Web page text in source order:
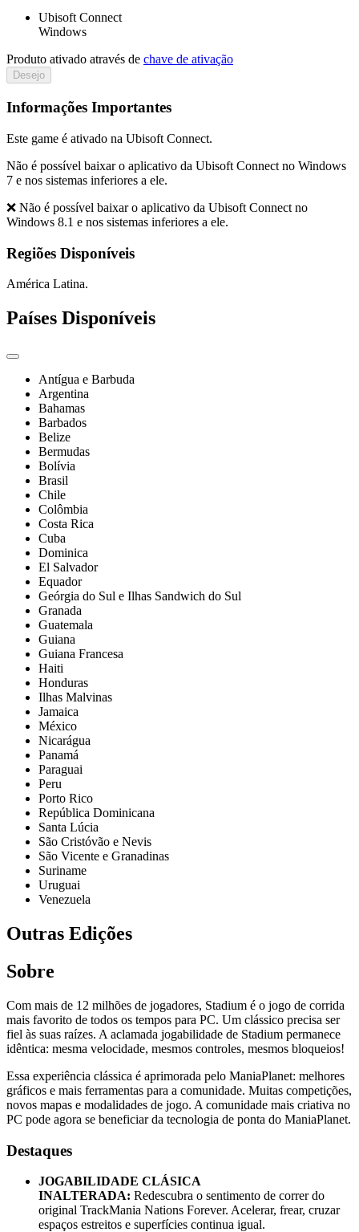
Ubisoft Connect
Windows
Produto ativado através de chave de ativação
Desejo
Informações Importantes
Este game é ativado na Ubisoft Connect.
Não é possível baixar o aplicativo da Ubisoft Connect no Windows
7 e nos sistemas inferiores a ele.
❌ Não é possível baixar o aplicativo da Ubisoft Connect no
Windows 8.1 e nos sistemas inferiores a ele.
Regiões Disponíveis
América Latina.
Países Disponíveis
Antígua e Barbuda
Argentina
Bahamas
Barbados
Belize
Bermudas
Bolívia
Brasil
Chile
Colômbia
Costa Rica
Cuba
Dominica
El Salvador
Equador
Geórgia do Sul e Ilhas Sandwich do Sul
Granada
Guatemala
Guiana
Guiana Francesa
Haiti
Honduras
Ilhas Malvinas
Jamaica
México
Nicarágua
Panamá
Paraguai
Peru
Porto Rico
República Dominicana
Santa Lúcia
São Cristóvão e Nevis
São Vicente e Granadinas
Suriname
Uruguai
Venezuela
Outras Edições
Sobre
Com mais de 12 milhões de jogadores, Stadium é o jogo de corrida
mais favorito de todos os tempos para PC. Um clássico precisa ser
fiel às suas raízes. A aclamada jogabilidade de Stadium permanece
idêntica: mesma velocidade, mesmos controles, mesmos bloqueios!
Essa experiência clássica é aprimorada pelo ManiaPlanet: melhores
gráficos e mais ferramentas para a comunidade. Muitas competições,
novos mapas e modalidades de jogo. A comunidade mais criativa no
PC pode agora se beneficiar da tecnologia de ponta do ManiaPlanet.
Destaques
JOGABILIDADE CLÁSICA
INALTERADA: Redescubra o sentimento de correr do
original TrackMania Nations Forever. Acelerar, frear, cruzar
espaços estreitos e superfícies continua igual.